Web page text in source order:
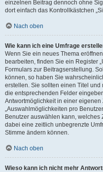
einzelnen Beitrag dennoch ohne
dort einfach das Kontrollkästchen
Nach oben
Wie kann ich eine Umfrage
Wenn Sie ein neues Thema
bearbeiten, finden Sie ein Register
Formulars zur Beitragserstellung.
können, so haben Sie
erstellen. Sie sollten einen Titel
die entsprechenden Felder
Antwortmöglichkeit in einer
„Auswahlmöglichkeiten pro
Benutzer auswählen kann,
dabei eine zeitlich unbegrenzte
Stimme ändern können.
Nach oben
Wieso kann ich nicht mehr